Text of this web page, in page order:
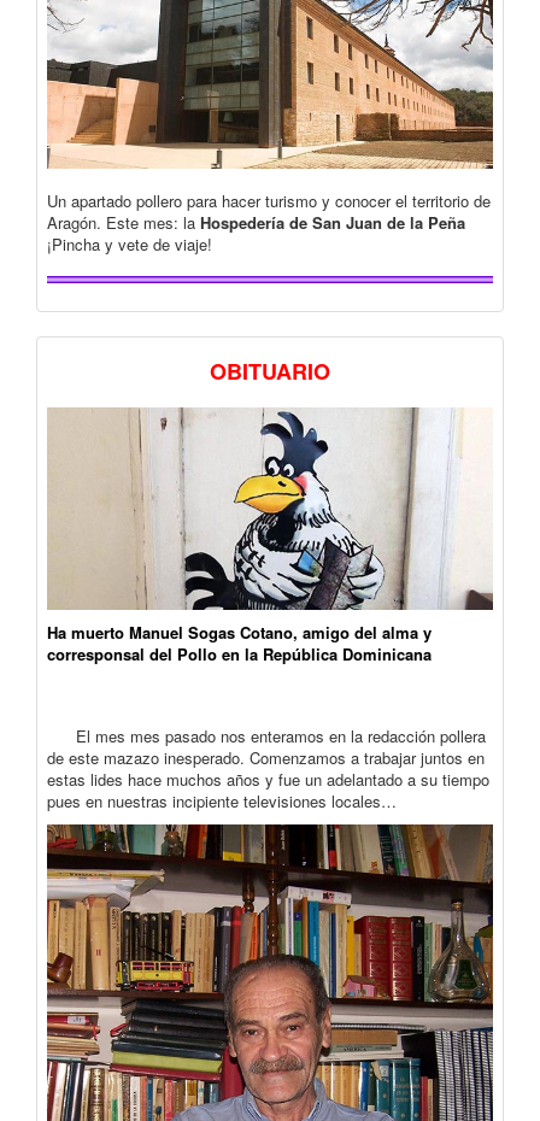
Un apartado pollero para hacer turismo y conocer el territorio de
Aragón. Este mes: la Hospedería de San Juan de la Peña
¡Pincha y vete de viaje!
OBITUARIO
Ha muerto Manuel Sogas Cotano, amigo del alma y
corresponsal del Pollo en la República Dominicana
El mes mes pasado nos enteramos en la redacción pollera
de este mazazo inesperado. Comenzamos a trabajar juntos en
estas lides hace muchos años y fue un adelantado a su tiempo
pues en nuestras incipiente televisiones locales…